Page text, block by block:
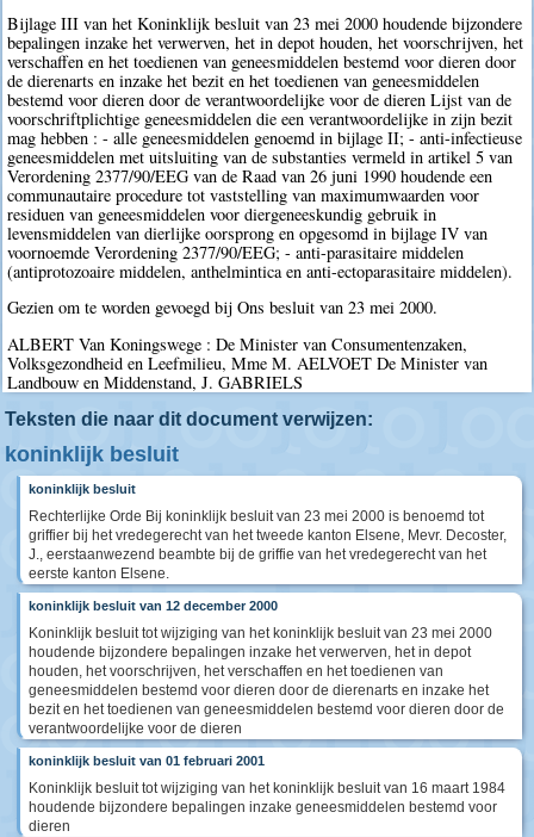
Bijlage III van het Koninklijk besluit van 23 mei 2000 houdende bijzondere
bepalingen inzake het verwerven, het in depot houden, het voorschrijven, het
verschaffen en het toedienen van geneesmiddelen bestemd voor dieren door
de dierenarts en inzake het bezit en het toedienen van geneesmiddelen
bestemd voor dieren door de verantwoordelijke voor de dieren Lijst van de
voorschriftplichtige geneesmiddelen die een verantwoordelijke in zijn bezit
mag hebben : - alle geneesmiddelen genoemd in bijlage II; - anti-infectieuse
geneesmiddelen met uitsluiting van de substanties vermeld in artikel 5 van
Verordening 2377/90/EEG van de Raad van 26 juni 1990 houdende een
communautaire procedure tot vaststelling van maximumwaarden voor
residuen van geneesmiddelen voor diergeneeskundig gebruik in
levensmiddelen van dierlijke oorsprong en opgesomd in bijlage IV van
voornoemde Verordening 2377/90/EEG; - anti-parasitaire middelen
(antiprotozoaire middelen, anthelmintica en anti-ectoparasitaire middelen).
Gezien om te worden gevoegd bij Ons besluit van 23 mei 2000.
ALBERT Van Koningswege : De Minister van Consumentenzaken,
Volksgezondheid en Leefmilieu, Mme M. AELVOET De Minister van
Landbouw en Middenstand, J. GABRIELS
Teksten die naar dit document verwijzen:
koninklijk besluit
koninklijk besluit
Rechterlijke Orde Bij koninklijk besluit van 23 mei 2000 is benoemd tot
griffier bij het vredegerecht van het tweede kanton Elsene, Mevr. Decoster,
J., eerstaanwezend beambte bij de griffie van het vredegerecht van het
eerste kanton Elsene.
koninklijk besluit van 12 december 2000
Koninklijk besluit tot wijziging van het koninklijk besluit van 23 mei 2000
houdende bijzondere bepalingen inzake het verwerven, het in depot
houden, het voorschrijven, het verschaffen en het toedienen van
geneesmiddelen bestemd voor dieren door de dierenarts en inzake het
bezit en het toedienen van geneesmiddelen bestemd voor dieren door de
verantwoordelijke voor de dieren
koninklijk besluit van 01 februari 2001
Koninklijk besluit tot wijziging van het koninklijk besluit van 16 maart 1984
houdende bijzondere bepalingen inzake geneesmiddelen bestemd voor
dieren